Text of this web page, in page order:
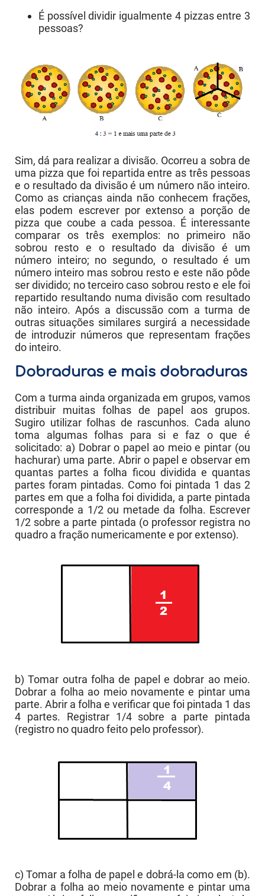
É possível dividir igualmente 4 pizzas entre 3
pessoas?
Sim, dá para realizar a divisão. Ocorreu a sobra de
uma pizza que foi repartida entre as três pessoas
e o resultado da divisão é um número não inteiro.
Como as crianças ainda não conhecem frações,
elas podem escrever por extenso a porção de
pizza que coube a cada pessoa. É interessante
comparar os três exemplos: no primeiro não
sobrou resto e o resultado da divisão é um
número inteiro; no segundo, o resultado é um
número inteiro mas sobrou resto e este não pôde
ser dividido; no terceiro caso sobrou resto e ele foi
repartido resultando numa divisão com resultado
não inteiro. Após a discussão com a turma de
outras situações similares surgirá a necessidade
de introduzir números que representam frações
do inteiro.
Dobraduras e mais dobraduras
Com a turma ainda organizada em grupos, vamos
distribuir muitas folhas de papel aos grupos.
Sugiro utilizar folhas de rascunhos. Cada aluno
toma algumas folhas para si e faz o que é
solicitado: a) Dobrar o papel ao meio e pintar (ou
hachurar) uma parte. Abrir o papel e observar em
quantas partes a folha ficou dividida e quantas
partes foram pintadas. Como foi pintada 1 das 2
partes em que a folha foi dividida, a parte pintada
corresponde a 1/2 ou metade da folha. Escrever
1/2 sobre a parte pintada (o professor registra no
quadro a fração numericamente e por extenso).
b) Tomar outra folha de papel e dobrar ao meio.
Dobrar a folha ao meio novamente e pintar uma
parte. Abrir a folha e verificar que foi pintada 1 das
4 partes. Registrar 1/4 sobre a parte pintada
(registro no quadro feito pelo professor).
c) Tomar a folha de papel e dobrá-la como em (b).
Dobrar a folha ao meio novamente e pintar uma